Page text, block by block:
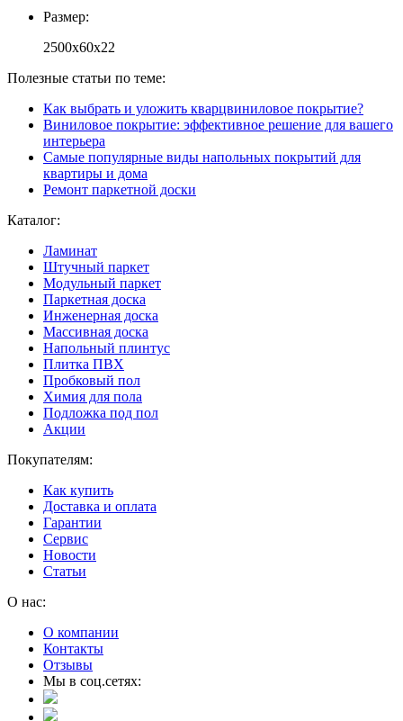
Размер:
2500x60x22
Полезные статьи по теме:
Как выбрать и уложить кварцвиниловое покрытие?
Виниловое покрытие: эффективное решение для вашего
интерьера
Самые популярные виды напольных покрытий для
квартиры и дома
Ремонт паркетной доски
Каталог:
Ламинат
Штучный паркет
Модульный паркет
Паркетная доска
Инженерная доска
Массивная доска
Напольный плинтус
Плитка ПВХ
Пробковый пол
Химия для пола
Подложка под пол
Акции
Покупателям:
Как купить
Доставка и оплата
Гарантии
Сервис
Новости
Статьи
О нас:
О компании
Контакты
Отзывы
Мы в соц.сетях: